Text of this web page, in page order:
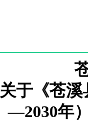
关于《苍溪
—2030年